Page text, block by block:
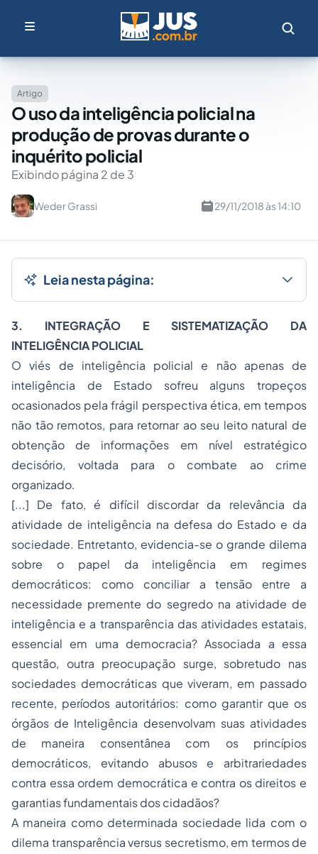
Artigo
O uso da inteligência policial na
produção de provas durante o
inquérito policial
Exibindo página 2 de 3
Weder Grassi 29/11/2018 às 14:10
Leia nesta página:
3. INTEGRAÇÃO E SISTEMATIZAÇÃO DA
INTELIGÊNCIA POLICIAL
O viés de inteligência policial e não apenas de
inteligência de Estado sofreu alguns tropeços
ocasionados pela frágil perspectiva ética, em tempos
não tão remotos, para retornar ao seu leito natural de
obtenção de informações em nível estratégico
decisório, voltada para o combate ao crime
organizado.
[...] De fato, é difícil discordar da relevância da
atividade de inteligência na defesa do Estado e da
sociedade. Entretanto, evidencia-se o grande dilema
sobre o papel da inteligência em regimes
democráticos: como conciliar a tensão entre a
necessidade premente do segredo na atividade de
inteligência e a transparência das atividades estatais,
essencial em uma democracia? Associada a essa
questão, outra preocupação surge, sobretudo nas
sociedades democráticas que viveram, em passado
recente, períodos autoritários: como garantir que os
órgãos de Inteligência desenvolvam suas atividades
de maneira consentânea com os princípios
democráticos, evitando abusos e arbitrariedades
contra essa ordem democrática e contra os direitos e
garantias fundamentais dos cidadãos?
A maneira como determinada sociedade lida com o
dilema transparência versus secretismo, em termos de